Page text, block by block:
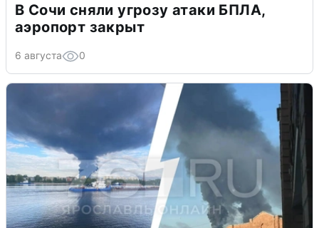
В Сочи сняли угрозу атаки БПЛА,
аэропорт закрыт
6 августа 0